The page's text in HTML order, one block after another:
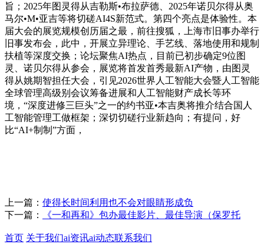
旨；2025年图灵得从吉勒斯•布拉萨德、2025年诺贝尔得从奥
马尔•M•亚吉等将切磋AI4S新范式。第四个亮点是体验性。本
届大会的展览规模创历届之最，前往搜狐，上海市旧事办举行
旧事发布会，此中，开展立异理论、手艺线、落地使用和规制
扶植等深度交换；论坛聚焦AI热点，目前已初步确定9位图
灵、诺贝尔得从参会，展览将首发首秀最新AI产物，由图灵
得从姚期智担任大会，引见2026世界人工智能大会暨人工智能
全球管理高级别会议筹备进展和人工智能财产成长等环
境，“深度进修三巨头”之一的约书亚•本吉奥将推介结合国人
工智能管理工做框架；深切切磋行业新趋向；有提问，好
比“AI+制制”方面，
上一篇： 使得长时间利用也不会对眼睛形成负
下一篇：
《一和再和》包办最佳影片、最佳导演（保罗托
首页 关于我们ai资讯ai动态联系我们